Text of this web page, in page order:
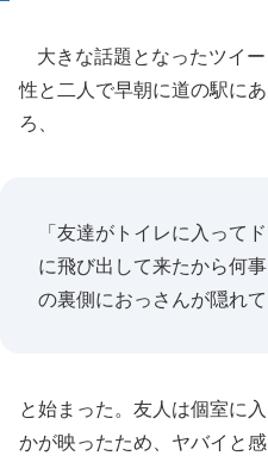
大きな話題となったツイ
性と二人で早朝に道の駅に
ろ、
「友達がトイレに入って
に飛び出して来たから何
の裏側におっさんが隠れて
と始まった。友人は個室に
かが映ったため、ヤバイと